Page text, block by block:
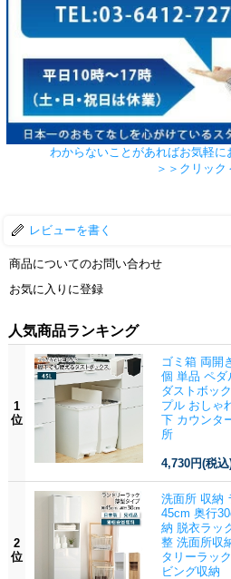
わからないことがあればお気軽に
＞＞クリック
レビューを書く
商品についてのお問い合わせ
お気に入りに登録
人気商品ランキング
1
位
ゴミ箱 両開
個 単品 ペダ
ダストボッ
プル おしゃ
下 カウンタ
所
4,730円(税込
2
位
洗面所 収納
45cm 奥行
納 脱衣ラッ
整 洗面所収
タリーラッ
ビング収納